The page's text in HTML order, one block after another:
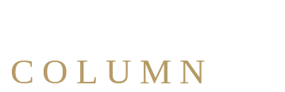
COLUMN